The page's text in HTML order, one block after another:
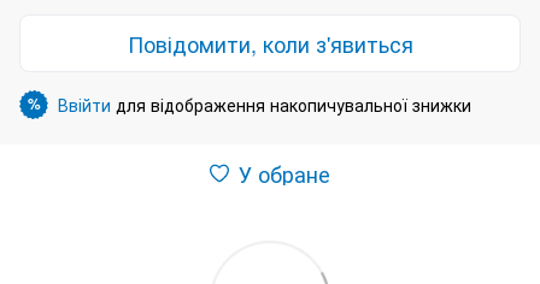
Повідомити, коли з'явиться
% Ввійти для відображення накопичувальної знижки
У обране